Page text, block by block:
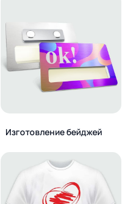
Изготовление бейджей